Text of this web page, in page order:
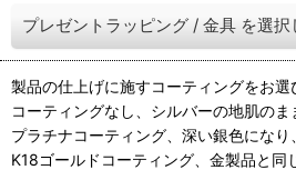
プレゼントラッピング / 金具 を選択
製品の仕上げに施すコーティングをお
コーティングなし、シルバーの地肌のま
プラチナコーティング、深い銀色になり
K18ゴールドコーティング、金製品と同